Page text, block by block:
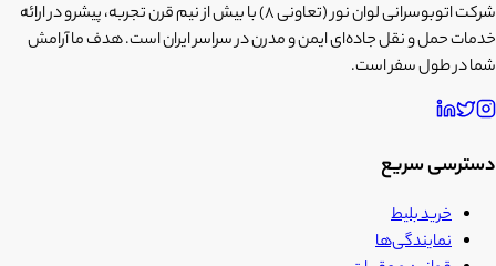
شرکت اتوبوسرانی لوان نور (تعاونی ۸) با بیش از نیم قرن تجربه، پیشرو در ارائه
خدمات حمل و نقل جاده‌ای ایمن و مدرن در سراسر ایران است. هدف ما آرامش
شما در طول سفر است.
دسترسی سریع
خرید بلیط
نمایندگی‌ها